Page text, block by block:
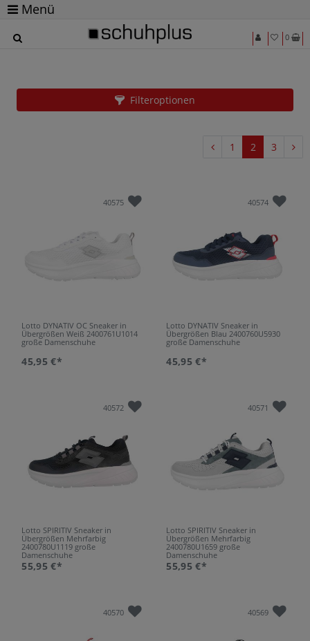
Menü
0
Filteroptionen
1 2 3
40575
Lotto DYNATIV OC Sneaker in
Übergrößen Weiß 2400761U1014
große Damenschuhe
45,95 €*
40574
Lotto DYNATIV Sneaker in
Übergrößen Blau 2400760U5930
große Damenschuhe
45,95 €*
40572
Lotto SPIRITIV Sneaker in
Übergrößen Mehrfarbig
2400780U1119 große
Damenschuhe
55,95 €*
40571
Lotto SPIRITIV Sneaker in
Übergrößen Mehrfarbig
2400780U1659 große
Damenschuhe
55,95 €*
40570 40569